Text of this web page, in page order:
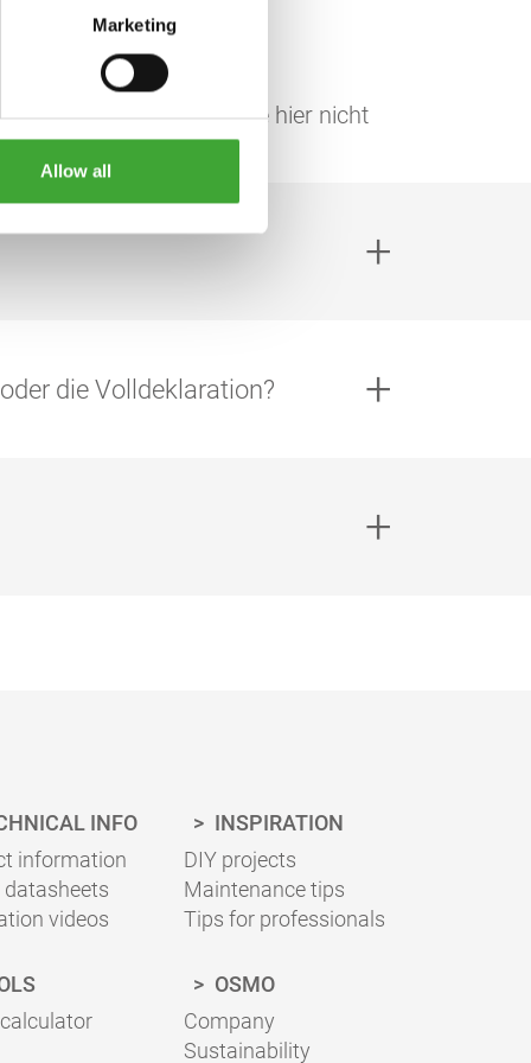
Marketing
Allow all
Haben wir Ihre Frage hier nicht
die Volldeklaration?
INFO
information
datasheets
videos
INSPIRATION
DIY projects
Maintenance tips
Tips for professionals
OSMO
Company
Sustainability